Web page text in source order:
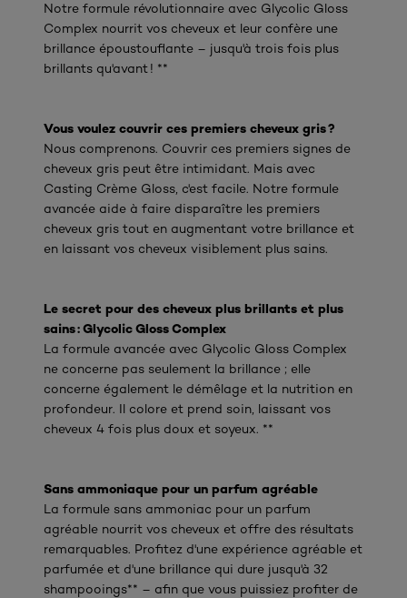
Notre formule révolutionnaire avec Glycolic Gloss
Complex nourrit vos cheveux et leur confère une
brillance époustouflante – jusqu'à trois fois plus
brillants qu'avant ! **
Vous voulez couvrir ces premiers cheveux gris ?
Nous comprenons. Couvrir ces premiers signes de
cheveux gris peut être intimidant. Mais avec
Casting Crème Gloss, c'est facile. Notre formule
avancée aide à faire disparaître les premiers
cheveux gris tout en augmentant votre brillance et
en laissant vos cheveux visiblement plus sains.
Le secret pour des cheveux plus brillants et plus
sains : Glycolic Gloss Complex
La formule avancée avec Glycolic Gloss Complex
ne concerne pas seulement la brillance ; elle
concerne également le démêlage et la nutrition en
profondeur. Il colore et prend soin, laissant vos
cheveux 4 fois plus doux et soyeux. **
Sans ammoniaque pour un parfum agréable
La formule sans ammoniac pour un parfum
agréable nourrit vos cheveux et offre des résultats
remarquables. Profitez d'une expérience agréable et
parfumée et d'une brillance qui dure jusqu'à 32
shampooings** – afin que vous puissiez profiter de